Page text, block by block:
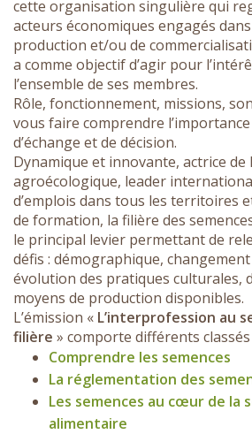
cette organisation singulière qui
acteurs économiques engagés
production et/ou de
a comme objectif d’agir pour
l’ensemble de ses membres.
Rôle, fonctionnement, missions,
vous faire comprendre
d’échange et de décision.
Dynamique et innovante, actrice
agroécologique, leader
d’emplois dans tous les territoires
de formation, la filière des
le principal levier permettant de
défis : démographique,
évolution des pratiques culturales,
moyens de production disponibles.
L’émission « L’interprofession au
filière » comporte différents
Comprendre les semences
La réglementation des
Les semences au cœur de la
alimentaire